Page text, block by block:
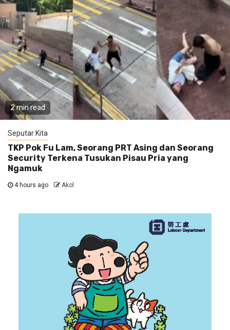
2 min read
Seputar Kita
TKP Pok Fu Lam, Seorang PRT Asing dan Seorang
Security Terkena Tusukan Pisau Pria yang
Ngamuk
4 hours ago Akol